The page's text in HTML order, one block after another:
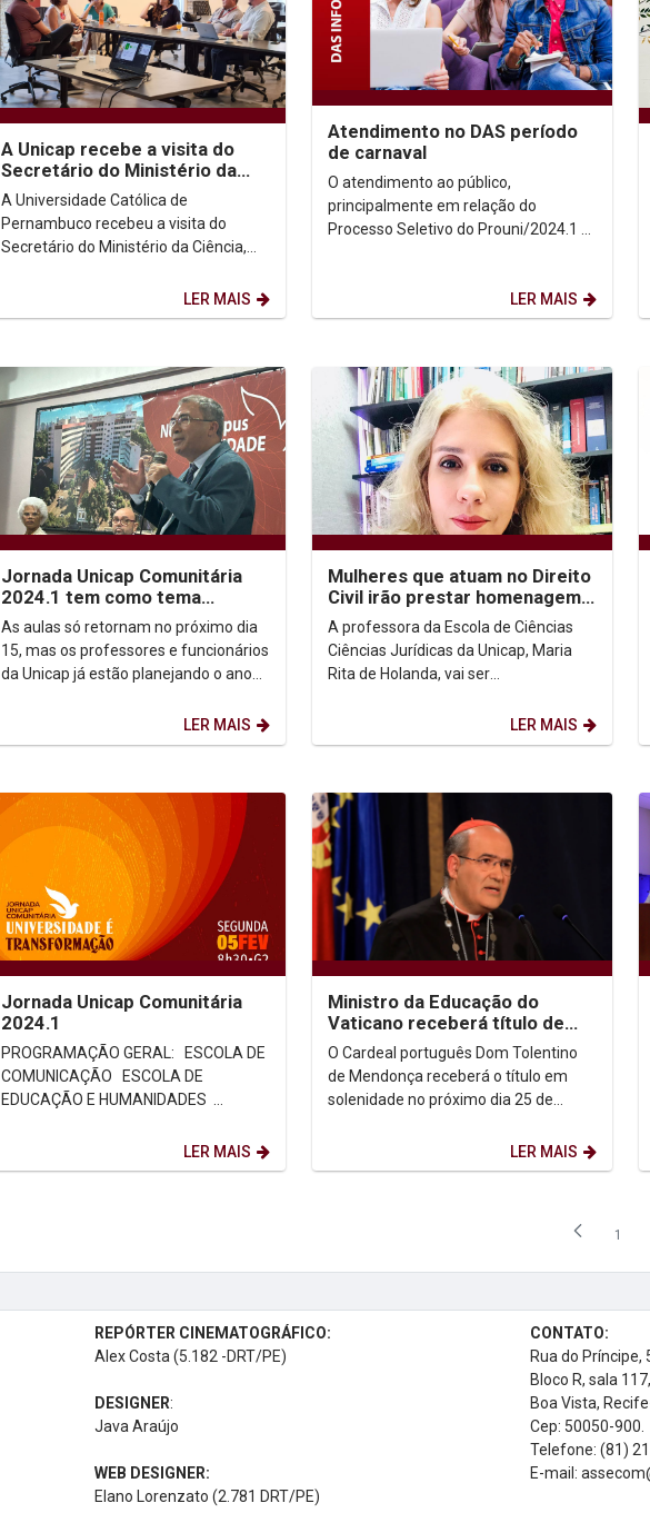
A Unicap recebe a visita do
Secretário do Ministério da
Ciência, Tecnologia e Inovação
(MCTI)
A Universidade Católica de
Pernambuco recebeu a visita do
Secretário do Ministério da Ciência,
LER MAIS
Atendimento no DAS período
de carnaval
O atendimento ao público,
principalmente em relação do
Processo Seletivo do Prouni/2024.1 e
LER MAIS
Jornada Unicap Comunitária
2024.1 tem como tema
“Universidade em
Transformação”
As aulas só retornam no próximo dia
15, mas os professores e funcionários
da Unicap já estão planejando o ano
LER MAIS
Mulheres que atuam no Direito
Civil irão prestar homenagem à
professora Maria Rita de
Holanda
A professora da Escola de Ciências
Ciências Jurídicas da Unicap, Maria
Rita de Holanda, vai ser
LER MAIS
Jornada Unicap Comunitária
2024.1
PROGRAMAÇÃO GERAL: ESCOLA DE
COMUNICAÇÃO ESCOLA DE
EDUCAÇÃO E HUMANIDADES
LER MAIS
Ministro da Educação do
Vaticano receberá título de
Doutor Honoris Causa da
Unicap
O Cardeal português Dom Tolentino
de Mendonça receberá o título em
solenidade no próximo dia 25 de
LER MAIS
1
REPÓRTER CINEMATOGRÁFICO:
Alex Costa (5.182 -DRT/PE)
DESIGNER:
Java Araújo
WEB DESIGNER:
Elano Lorenzato (2.781 DRT/PE)
CONTATO:
Rua do Príncipe,
Bloco R, sala 117,
Boa Vista,
Cep: 50050-900.
Telefone: (81)
E-mail: